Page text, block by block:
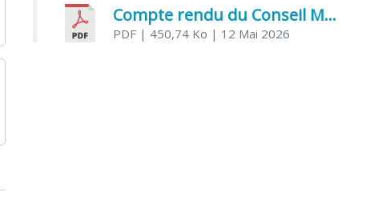
Compte rendu du Conseil Municipal du 06 mai 2026
PDF | 450,74 Ko | 12 Mai 2026